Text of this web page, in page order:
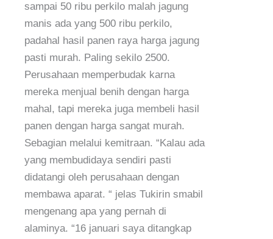
sampai 50 ribu perkilo malah jagung
manis ada yang 500 ribu perkilo,
padahal hasil panen raya harga jagung
pasti murah. Paling sekilo 2500.
Perusahaan memperbudak karna
mereka menjual benih dengan harga
mahal, tapi mereka juga membeli hasil
panen dengan harga sangat murah.
Sebagian melalui kemitraan. “Kalau ada
yang membudidaya sendiri pasti
didatangi oleh perusahaan dengan
membawa aparat. “ jelas Tukirin smabil
mengenang apa yang pernah di
alaminya. “16 januari saya ditangkap